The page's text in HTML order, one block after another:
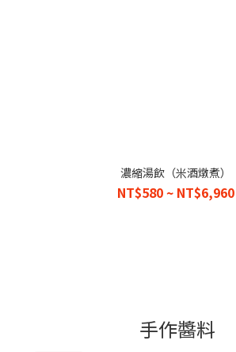
濃縮湯飲（米酒燉煮）
NT$580 ~ NT$6,960
手作醬料